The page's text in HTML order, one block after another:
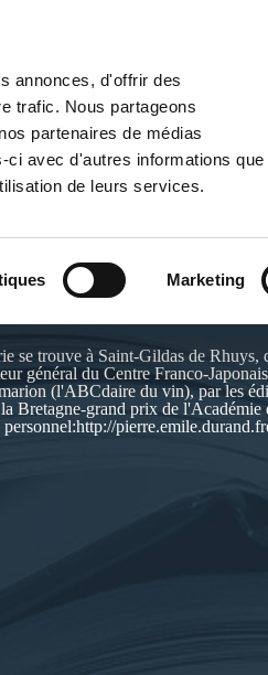
annonces, d'offrir des
trafic. Nous partageons
partenaires de médias
ci avec d'autres informations que
de leurs services.
Marketing
LIBRAIRIE
se trouve à Saint-Gildas de
général du Centre Franco-
(l'ABCdaire du vin), par les
Bretagne-grand prix de